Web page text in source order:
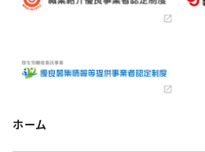
ホーム